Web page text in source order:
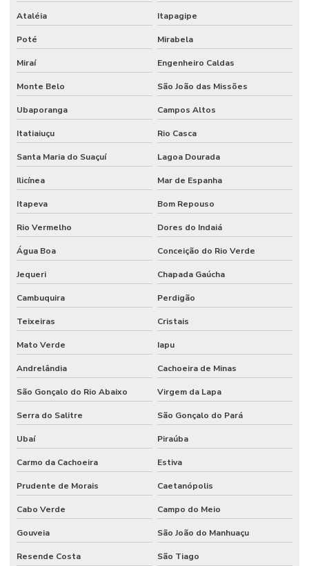
Ataléia Itapagipe
Poté Mirabela
Miraí Engenheiro Caldas
Monte Belo São João das Missões
Ubaporanga Campos Altos
Itatiaiuçu Rio Casca
Santa Maria do Suaçuí Lagoa Dourada
Ilicínea Mar de Espanha
Itapeva Bom Repouso
Rio Vermelho Dores do Indaiá
Água Boa Conceição do Rio Verde
Jequeri Chapada Gaúcha
Cambuquira Perdigão
Teixeiras Cristais
Mato Verde Iapu
Andrelândia Cachoeira de Minas
São Gonçalo do Rio Abaixo Virgem da Lapa
Serra do Salitre São Gonçalo do Pará
Ubaí Piraúba
Carmo da Cachoeira Estiva
Prudente de Morais Caetanópolis
Cabo Verde Campo do Meio
Gouveia São João do Manhuaçu
Resende Costa São Tiago